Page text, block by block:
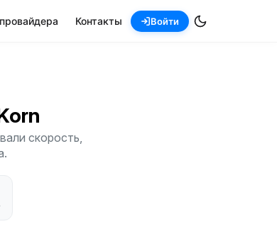
Контакты Войти
скорость,